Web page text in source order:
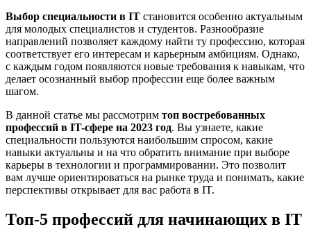
Выбор специальности в IT становится особенно актуальным
для молодых специалистов и студентов. Разнообразие
направлений позволяет каждому найти ту профессию, которая
соответствует его интересам и карьерным амбициям. Однако,
с каждым годом появляются новые требования к навыкам, что
делает осознанный выбор профессии еще более важным
шагом.
В данной статье мы рассмотрим топ востребованных
профессий в IT-сфере на 2023 год. Вы узнаете, какие
специальности пользуются наибольшим спросом, какие
навыки актуальны и на что обратить внимание при выборе
карьеры в технологии и программировании. Это позволит
вам лучше ориентироваться на рынке труда и понимать, какие
перспективы открывает для вас работа в IT.
Топ-5 профессий для начинающих в IT